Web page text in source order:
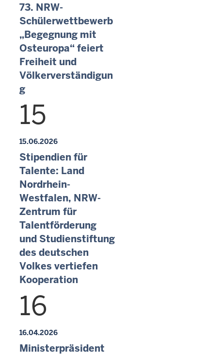
73. NRW-
Schülerwettbewerb
„Begegnung mit
Osteuropa“ feiert
Freiheit und
Völkerverständigun
g
15
15.06.2026
Stipendien für
Talente: Land
Nordrhein-
Westfalen, NRW-
Zentrum für
Talentförderung
und Studienstiftung
des deutschen
Volkes vertiefen
Kooperation
16
16.04.2026
Ministerpräsident